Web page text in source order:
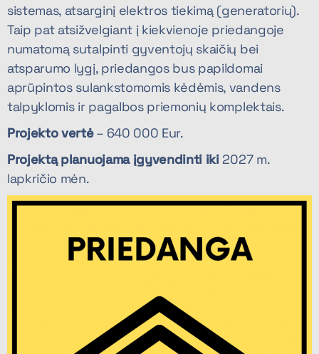
sistemas, atsarginį elektros tiekimą (generatorių).
Taip pat atsižvelgiant į kiekvienoje priedangoje
numatomą sutalpinti gyventojų skaičių bei
atsparumo lygį, priedangos bus papildomai
aprūpintos sulankstomomis kėdėmis, vandens
talpyklomis ir pagalbos priemonių komplektais.
Projekto vertė– 640 000 Eur.
Projektą planuojama įgyvendinti iki2027 m.
lapkričio mėn.